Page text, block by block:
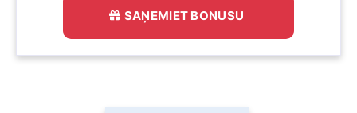
SAŅEMIET BONUSU